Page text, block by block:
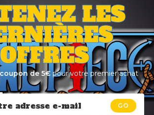
LES
OFFRES
coupon de 5€ pour votre premier achat
GO